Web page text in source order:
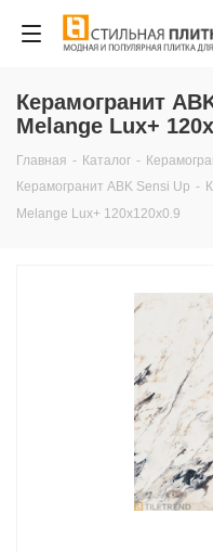
Керамогранит
Melange Lux+
Главная - Каталог -
Керамогранит ABK Sensi Up -
Melange Lux+ 120x120x0.9